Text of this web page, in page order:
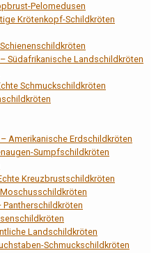
Pelomedusen
Krötenkopf-Schildkröten
Südafrikanische Landschildkröten
Schmuckschildkröten
Amerikanische Erdschildkröten
Sumpfschildkröten
Kreuzbrustschildkröten
Landschildkröten
Schmuckschildkröten